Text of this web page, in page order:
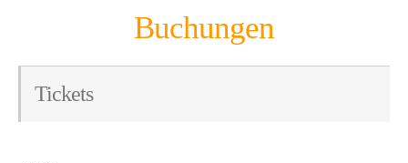
Buchungen
Tickets